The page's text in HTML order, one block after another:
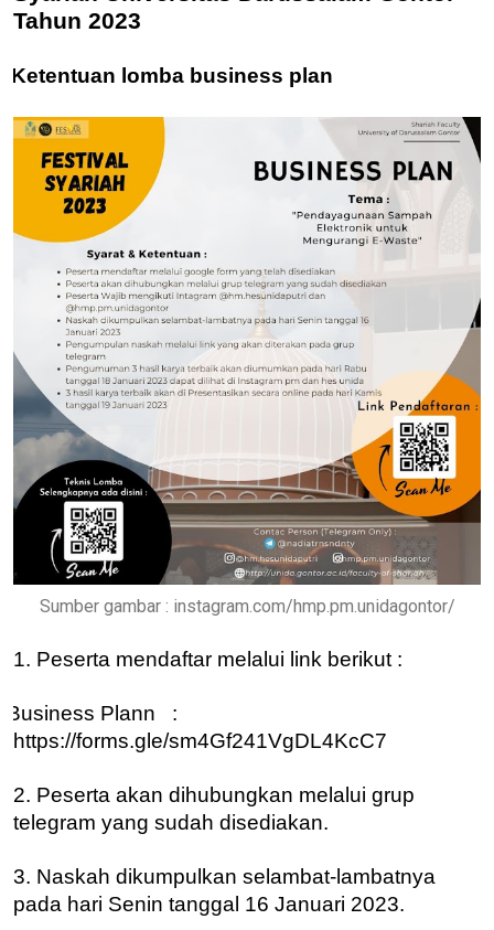
Tahun 2023
Ketentuan lomba business plan
Sumber gambar : instagram.com/hmp.pm.unidagontor/
1. Peserta mendaftar melalui link berikut :
Business Plann :
https://forms.gle/sm4Gf241VgDL4KcC7
2. Peserta akan dihubungkan melalui grup
telegram yang sudah disediakan.
3. Naskah dikumpulkan selambat-lambatnya
pada hari Senin tanggal 16 Januari 2023.